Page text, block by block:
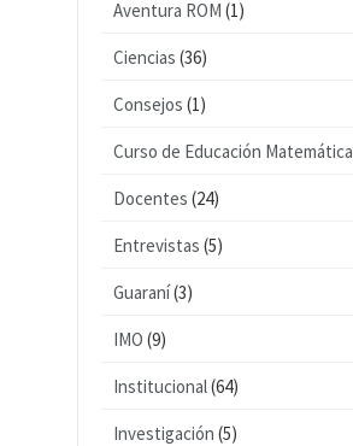
Aventura ROM (1)
Ciencias (36)
Consejos (1)
Curso de Educación Matemática
Docentes (24)
Entrevistas (5)
Guaraní(3)
IMO (9)
Institucional(64)
Investigación (5)